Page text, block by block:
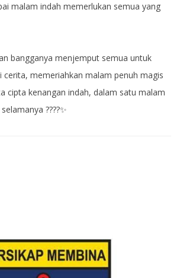
malam indah memerlukan semua yang
bangganya menjemput semua untuk
cerita, memeriahkan malam penuh magis
cipta kenangan indah, dalam satu malam
????✨